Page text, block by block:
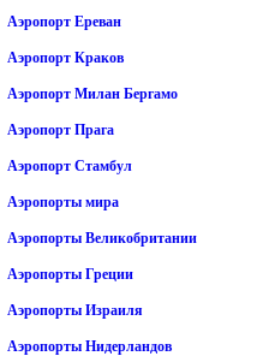
Аэропорт Ереван
Аэропорт Краков
Аэропорт Милан Бергамо
Аэропорт Прага
Аэропорт Стамбул
Аэропорты мира
Аэропорты Великобритании
Аэропорты Греции
Аэропорты Израиля
Аэропорты Нидерландов